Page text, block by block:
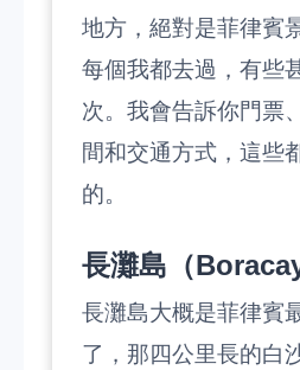
地方，絕對是菲律賓
每個我都去過，有些
次。我會告訴你門票
間和交通方式，這些
的。
長灘島（Boracay
長灘島大概是菲律賓
了，那四公里長的白